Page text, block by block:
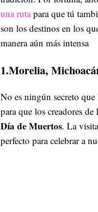
una ruta para que tú
son los destinos en los
manera aún más intensa
1.Morelia,
No es ningún secreto
para que los creadores
Día de Muertos. La
perfecto para celebrar a